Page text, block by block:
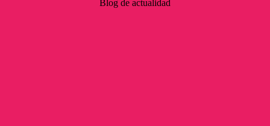
Blog de actualidad